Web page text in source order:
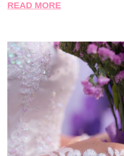
READ MORE